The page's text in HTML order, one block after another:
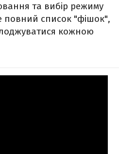
та вибір режиму
повний список "фішок",
кожною